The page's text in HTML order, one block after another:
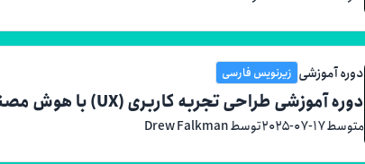
دوره آموزشی زیرنویس فارسی
دوره آموزشی طراحی تجربه کاربری (UX) با هوش مصنوعی مولد و ابزار Uizard
متوسط۲۰۲۵-۰۷-۱۷توسط Drew Falkman